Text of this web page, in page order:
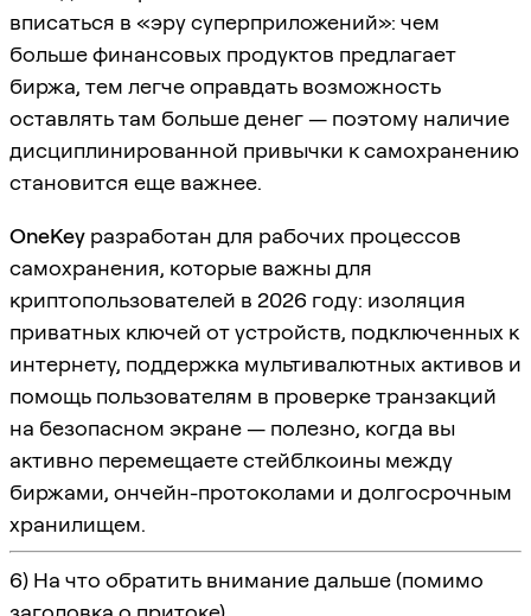
вписаться в «эру суперприложений»: чем
больше финансовых продуктов предлагает
биржа, тем легче оправдать возможность
оставлять там больше денег — поэтому наличие
дисциплинированной привычки к самохранению
становится еще важнее.
OneKey разработан для рабочих процессов
самохранения, которые важны для
криптопользователей в 2026 году: изоляция
приватных ключей от устройств, подключенных к
интернету, поддержка мультивалютных активов и
помощь пользователям в проверке транзакций
на безопасном экране — полезно, когда вы
активно перемещаете стейблкоины между
биржами, ончейн-протоколами и долгосрочным
хранилищем.
6) На что обратить внимание дальше (помимо